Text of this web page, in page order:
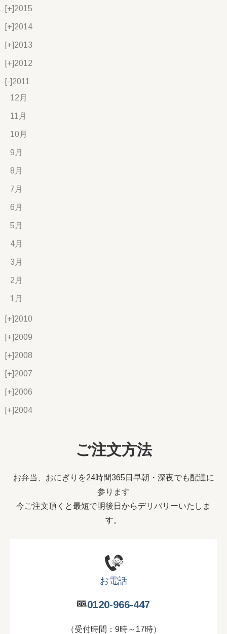
[+]2015
[+]2014
[+]2013
[+]2012
[-]2011
12月
11月
10月
9月
8月
7月
6月
5月
4月
3月
2月
1月
[+]2010
[+]2009
[+]2008
[+]2007
[+]2006
[+]2004
ご注文方法
お弁当、おにぎりを24時間365日早朝・深夜でも配達に
参ります
今ご注文頂くと最短で明後日からデリバリーいたしま
す。
お電話
0120-966-447
（受付時間：9時～17時）